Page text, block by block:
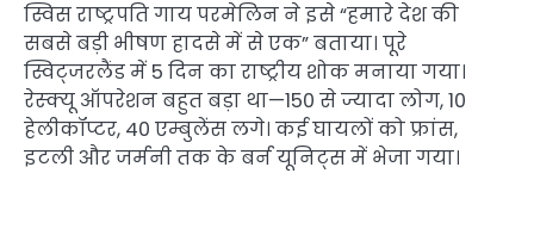
स्विस राष्ट्रपति गाय परमेलिन ने इसे “हमारे देश की
सबसे बड़ी भीषण हादसे में से एक” बताया। पूरे
स्विट्जरलैंड में 5 दिन का राष्ट्रीय शोक मनाया गया।
रेस्क्यू ऑपरेशन बहुत बड़ा था—150 से ज्यादा लोग, 10
हेलीकॉप्टर, 40 एम्बुलेंस लगे। कई घायलों को फ्रांस,
इटली और जर्मनी तक के बर्न यूनिट्स में भेजा गया।